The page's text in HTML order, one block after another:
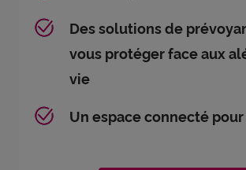
Des solutions de
vous protéger face aux
vie
Un espace connecté